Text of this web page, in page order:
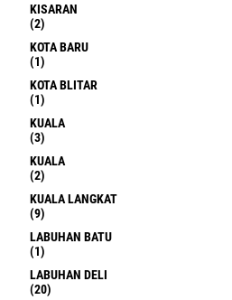
KISARAN
(2)
KOTA BARU
(1)
KOTA BLITAR
(1)
KUALA
(3)
KUALA
(2)
KUALA LANGKAT
(9)
LABUHAN BATU
(1)
LABUHAN DELI
(20)